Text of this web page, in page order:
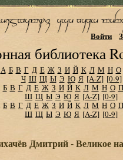
библиотека
Войти
А Б В Г Д Е Ж З И Й К Л М Н О
Ч Ш Щ Ы Э Ю Я [A-Z] [0-9]
Б В Г Д Е Ж З И Й К Л М Н О П
Ш Щ Ы Э Ю Я [A-Z] [0-9]
Б В Г Д Е Ж З И Й К Л М Н О П
Ш Щ Ы Э Ю Я [A-Z] [0-9]
Дмитрий - Великое